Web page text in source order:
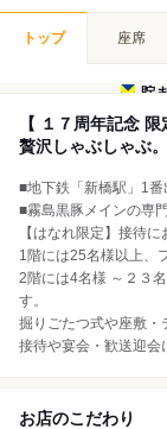
トップ 座席
貯
【 １７周年記念
贅沢しゃぶしゃぶ。
■地下鉄「新橋駅」1
■霧島黒豚メインの専
【はなれ限定】接待
1階には25名様以上、
2階には4名様 ～２３
す。
掘りごたつ式や座敷・
接待や宴会・歓送迎会
お店のこだわり